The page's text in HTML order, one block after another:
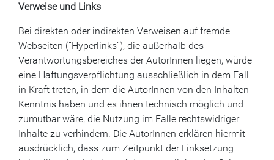
Verweise und Links
Bei direkten oder indirekten Verweisen auf fremde
Webseiten (”Hyperlinks”), die außerhalb des
Verantwortungsbereiches der AutorInnen liegen, würde
eine Haftungsverpflichtung ausschließlich in dem Fall
in Kraft treten, in dem die AutorInnen von den Inhalten
Kenntnis haben und es ihnen technisch möglich und
zumutbar wäre, die Nutzung im Falle rechtswidriger
Inhalte zu verhindern. Die AutorInnen erklären hiermit
ausdrücklich, dass zum Zeitpunkt der Linksetzung